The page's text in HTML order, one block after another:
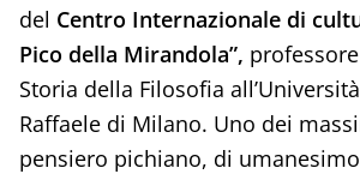
del Centro Internazionale di
Pico della Mirandola”,
Storia della Filosofia
Raffaele di Milano. Uno dei
pensiero pichiano, di